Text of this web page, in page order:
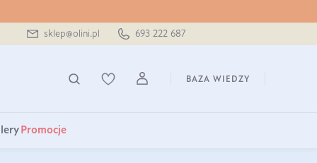
sklep@olini.pl 693 222 687
BAZA WIEDZY
Promocje